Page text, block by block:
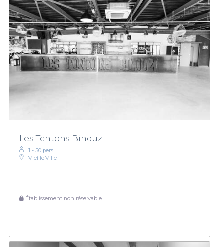
Les Tontons Binouz
1 - 50 pers.
Vieille Ville
Établissement non réservable